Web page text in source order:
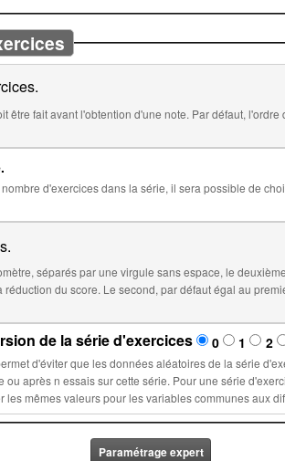
aléatoire. Cocher ci-dessous pour
de choisir l'ordre au moment de l'insertion de la série dans
séparés par une virgule sans espace, le
le temps à partir duquel le score sera
de la série d'exercices 0 1 2
lors d'un nouvel essai : ces
d'exercices dont l'ordre est fixé, sélectionner un nombre n
Paramétrage expert